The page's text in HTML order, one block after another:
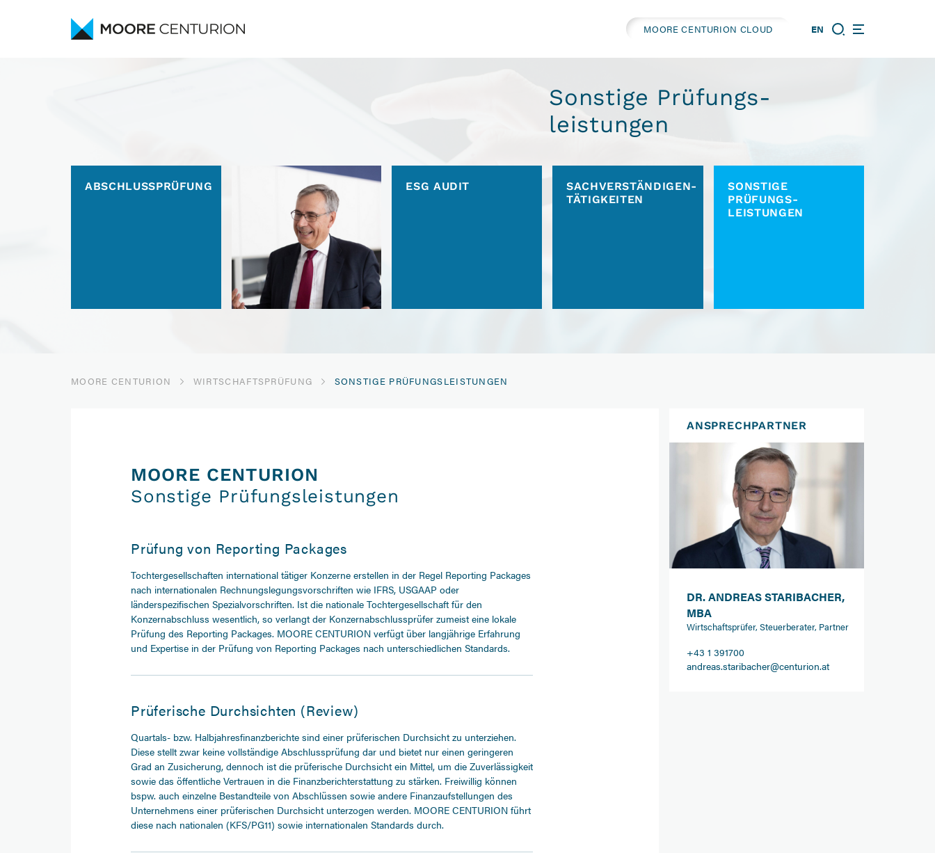
MOORE CENTURION CLOUD EN
Sonstige Prüfungs­
leistungen
überspringen
ABSCHLUSS­PRÜFUNG ESG AUDIT
SACHVERSTÄNDIGEN­
TÄTIGKEITEN
SONSTIGE
PRÜFUNGS­
LEISTUNGEN
MOORE CENTURION WIRTSCHAFTSPRÜFUNG SONSTIGE PRÜFUNGS­LEISTUNGEN
MOORE CENTURION
Sonstige Prüfungsleistungen
Prüfung von Reporting Packages
Tochtergesellschaften international tätiger Konzerne erstellen in der Regel Reporting Packages
nach internationalen Rechnungslegungsvorschriften wie IFRS, USGAAP oder
länderspezifischen Spezialvorschriften. Ist die nationale Tochtergesellschaft für den
Konzernabschluss wesentlich, so verlangt der Konzernabschlussprüfer zumeist eine lokale
Prüfung des Reporting Packages. MOORE CENTURION verfügt über langjährige Erfahrung
und Expertise in der Prüfung von Reporting Packages nach unterschiedlichen Standards.
Prüferische Durchsichten (Review)
Quartals- bzw. Halbjahresfinanzberichte sind einer prüferischen Durchsicht zu unterziehen.
Diese stellt zwar keine vollständige Abschlussprüfung dar und bietet nur einen geringeren
Grad an Zusicherung, dennoch ist die prüferische Durchsicht ein Mittel, um die Zuverlässigkeit
sowie das öffentliche Vertrauen in die Finanzberichterstattung zu stärken. Freiwillig können
bspw. auch einzelne Bestandteile von Abschlüssen sowie andere Finanzaufstellungen des
Unternehmens einer prüferischen Durchsicht unterzogen werden. MOORE CENTURION führt
diese nach nationalen (KFS/PG11) sowie internationalen Standards durch.
ANSPRECHPARTNER
DR. ANDREAS STARIBACHER,
MBA
Wirtschaftsprüfer, Steuerberater, Partner
+43 1 391700
andreas.staribacher@centurion.at